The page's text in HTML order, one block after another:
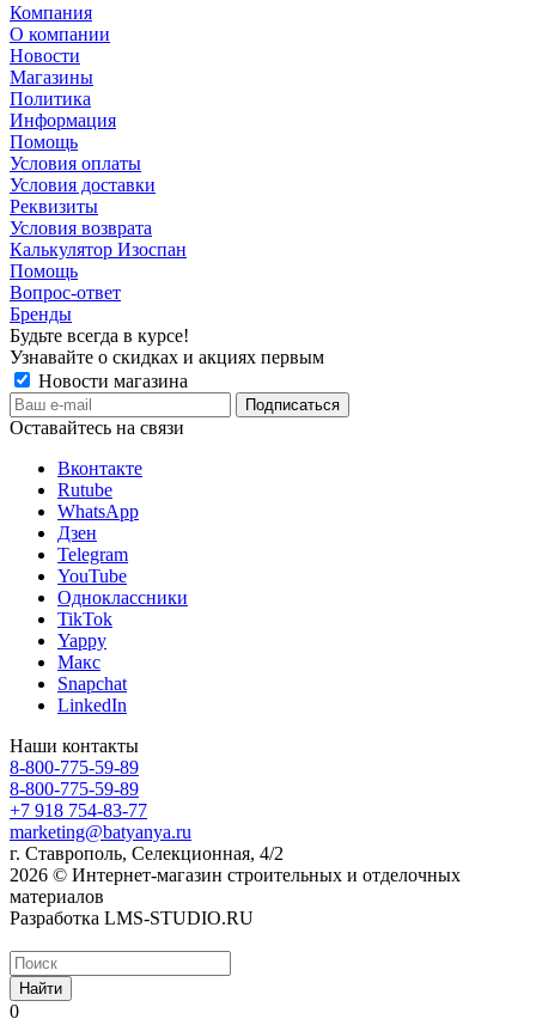
Компания
О компании
Новости
Магазины
Политика
Информация
Помощь
Условия оплаты
Условия доставки
Реквизиты
Условия возврата
Калькулятор Изоспан
Помощь
Вопрос-ответ
Бренды
Будьте всегда в курсе!
Узнавайте о скидках и акциях первым
Новости магазина
Оставайтесь на связи
Вконтакте
Rutube
WhatsApp
Дзен
Telegram
YouTube
Одноклассники
TikTok
Yappy
Макс
Snapchat
LinkedIn
Наши контакты
8-800-775-59-89
8-800-775-59-89
+7 918 754-83-77
marketing@batyanya.ru
г. Ставрополь, Селекционная, 4/2
2026 © Интернет-магазин строительных и отделочных
материалов
Разработка LMS-STUDIO.RU
Найти
0